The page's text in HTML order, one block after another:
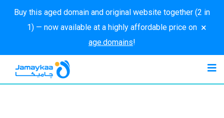
Buy this aged domain and original website together (2 in
1) — now available at a highly affordable price on
age.domains!
×